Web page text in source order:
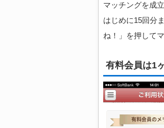
マッチングを成
はじめに15回分
ね！」を押して
有料会員は1